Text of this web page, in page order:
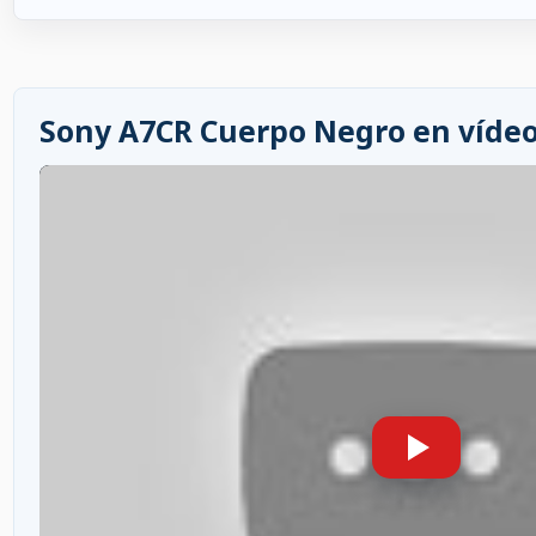
Sony A7CR Cuerpo Negro en